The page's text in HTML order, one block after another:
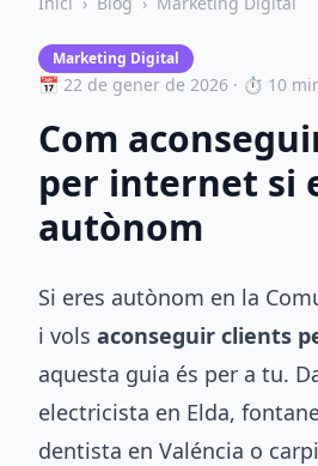
Marketing Digital
📅 22 de gener de 2026 · ⏱ 10
Com
per internet si
autònom
Si eres autònom en la
i vols aconseguir clients
aquesta guia és per a tu.
electricista en Elda,
dentista en Valéncia o